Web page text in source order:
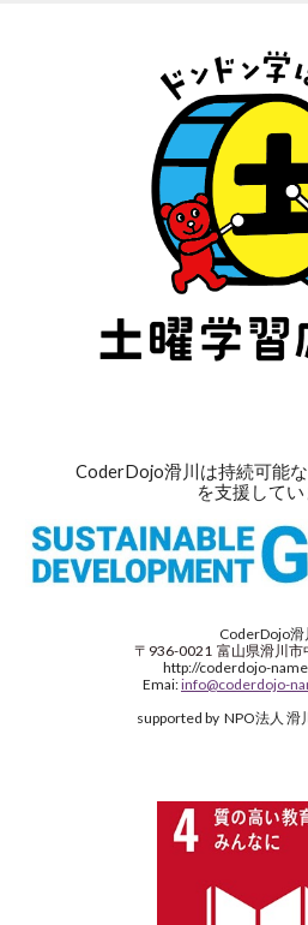
CoderDojo滑川は持続可能な
を支援してい
CoderDojo滑
〒936-0021 富山県滑川
http://coderdojo-
Emai:info@coderdojo-
supported by NPO法人 滑